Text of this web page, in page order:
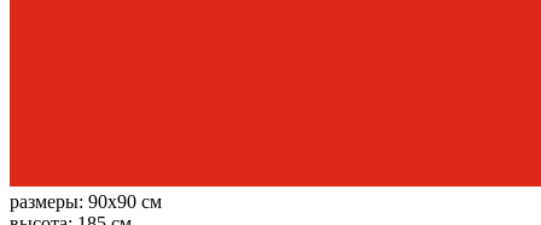
размеры: 90x90 см